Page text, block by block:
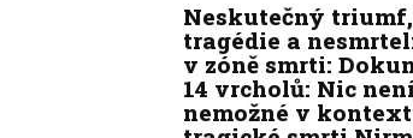
Neskutečný triumf,
tragédie a
v zóně smrti:
14 vrcholů: Nic
nemožné v